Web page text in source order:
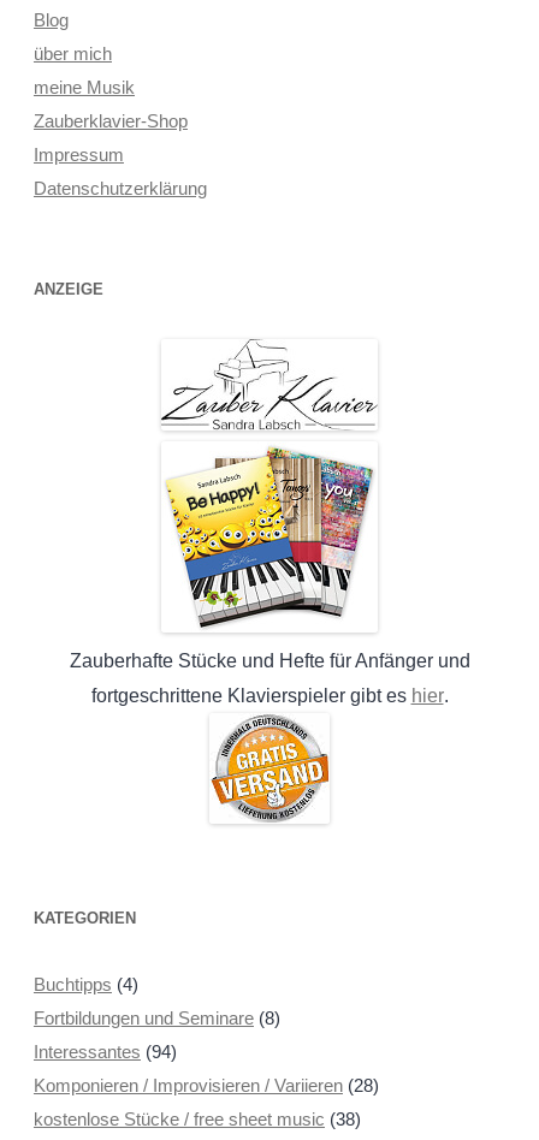
Blog
über mich
meine Musik
Zauberklavier-Shop
Impressum
Datenschutzerklärung
ANZEIGE
Zauberhafte Stücke und Hefte für Anfänger und
fortgeschrittene Klavierspieler gibt es hier.
KATEGORIEN
Buchtipps (4)
Fortbildungen und Seminare(8)
Interessantes (94)
Komponieren / Improvisieren / Variieren(28)
kostenlose Stücke / free sheet music (38)